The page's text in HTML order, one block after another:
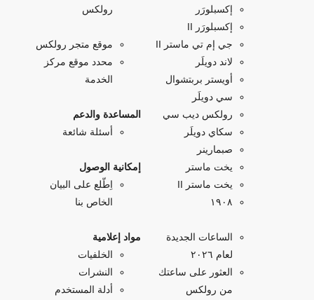
إكسبلورَر
إكسبلورَر II
جي إم تي ماستر II
لاند دويلَر
أويستر بربتشوال
سي دويلَر
رولكس ديب سي
سكاي دويلَر
صبمارينر
يخت ماستر
يخت ماستر II
۱۹۰۸
الساعات الجديدة
لعام ٢٠٢٦
العثور على ساعتك
من رولكس
رولكس
موقع متجر رولكس
محدد موقع مركز
الخدمة
المساعدة والدعم
أسئلة شائعة
إمكانية الوصول
اِطّلع على البيان
الخاص بنا
مواد إعلامية
الخلفيات
النشرات
أدلة المستخدم